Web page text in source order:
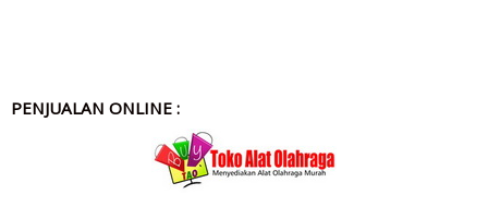
PENJUALAN ONLINE :